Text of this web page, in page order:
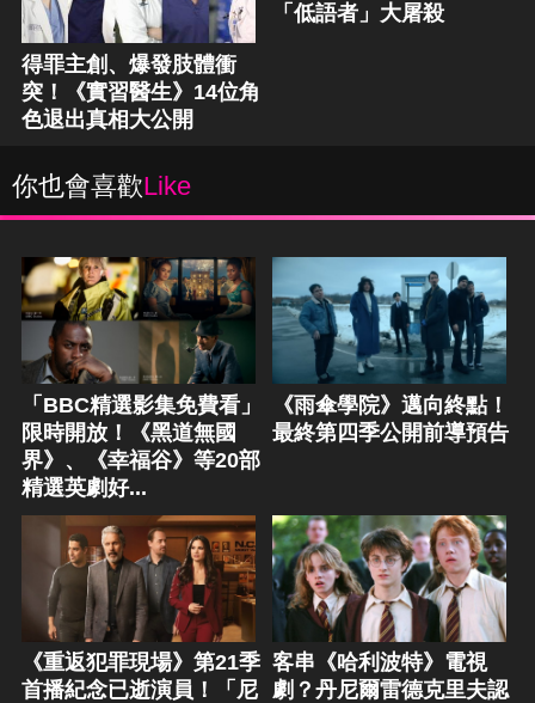
得罪主創、爆發肢體衝
突！《實習醫生》14位角
色退出真相大公開
「低語者」大屠殺
你也會喜歡Like
「BBC精選影集免費看」
限時開放！《黑道無國
界》、《幸福谷》等20部
精選英劇好...
《雨傘學院》邁向終點！
最終第四季公開前導預告
《重返犯罪現場》第21季
首播紀念已逝演員！「尼
客串《哈利波特》電視
劇？丹尼爾雷德克里夫認